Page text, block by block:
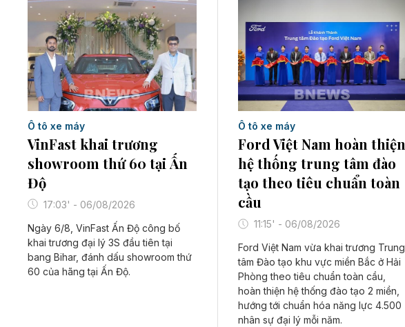
Ô tô xe máy
VinFast khai trương
showroom thứ 60 tại Ấn
Độ
17:03' - 06/08/2026
Ngày 6/8, VinFast Ấn Độ công bố
khai trương đại lý 3S đầu tiên tại
bang Bihar, đánh dấu showroom thứ
60 của hãng tại Ấn Độ.
Ô tô xe máy
Ford Việt Nam hoàn thiện
hệ thống trung tâm đào
tạo theo tiêu chuẩn toàn
cầu
11:15' - 06/08/2026
Ford Việt Nam vừa khai trương Trung
tâm Đào tạo khu vực miền Bắc ở Hải
Phòng theo tiêu chuẩn toàn cầu,
hoàn thiện hệ thống đào tạo 2 miền,
hướng tới chuẩn hóa năng lực 4.500
nhân sự đại lý mỗi năm.